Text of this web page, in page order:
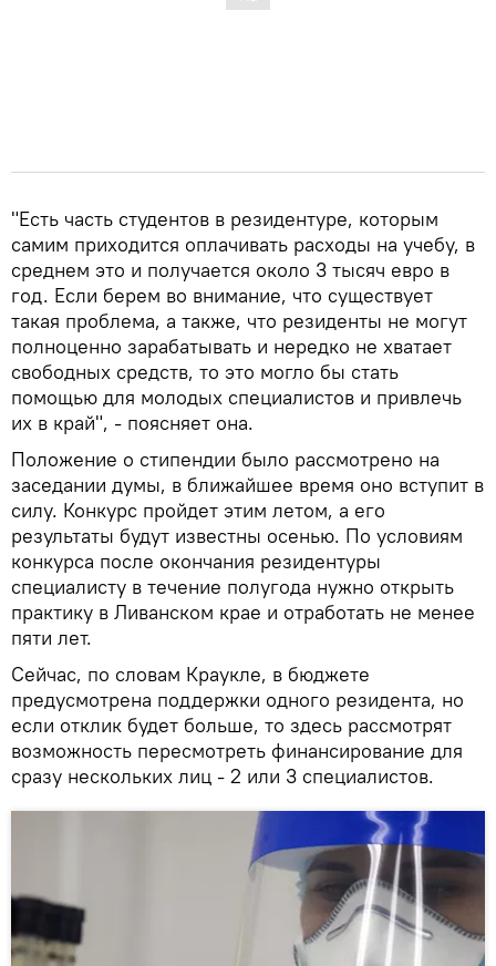
"Есть часть студентов в резидентуре, которым
самим приходится оплачивать расходы на учебу, в
среднем это и получается около 3 тысяч евро в
год. Если берем во внимание, что существует
такая проблема, а также, что резиденты не могут
полноценно зарабатывать и нередко не хватает
свободных средств, то это могло бы стать
помощью для молодых специалистов и привлечь
их в край", - поясняет она.
Положение о стипендии было рассмотрено на
заседании думы, в ближайшее время оно вступит в
силу. Конкурс пройдет этим летом, а его
результаты будут известны осенью. По условиям
конкурса после окончания резидентуры
специалисту в течение полугода нужно открыть
практику в Ливанском крае и отработать не менее
пяти лет.
Сейчас, по словам Краукле, в бюджете
предусмотрена поддержки одного резидента, но
если отклик будет больше, то здесь рассмотрят
возможность пересмотреть финансирование для
сразу нескольких лиц - 2 или 3 специалистов.